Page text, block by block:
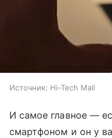
Источник: Hi-Tech Mail
И самое главное —
смартфоном и он у